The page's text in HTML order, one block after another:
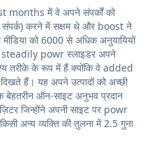
months में वे अपने संपर्कों को
करने में सक्षम थे और boost ने
को 6000 से अधिक अनुयायियों
steadily powr स्लाइडर अपने
तरीके के रूप में हैं क्योंकि वे added
हैं। यह अपने उत्पादों को अच्छी
बेहतरीन ऑन-साइट अनुभव प्रदान
जिन्होंने अपनी साइट पर powr
अन्य व्यक्ति की तुलना में 2.5 गुना